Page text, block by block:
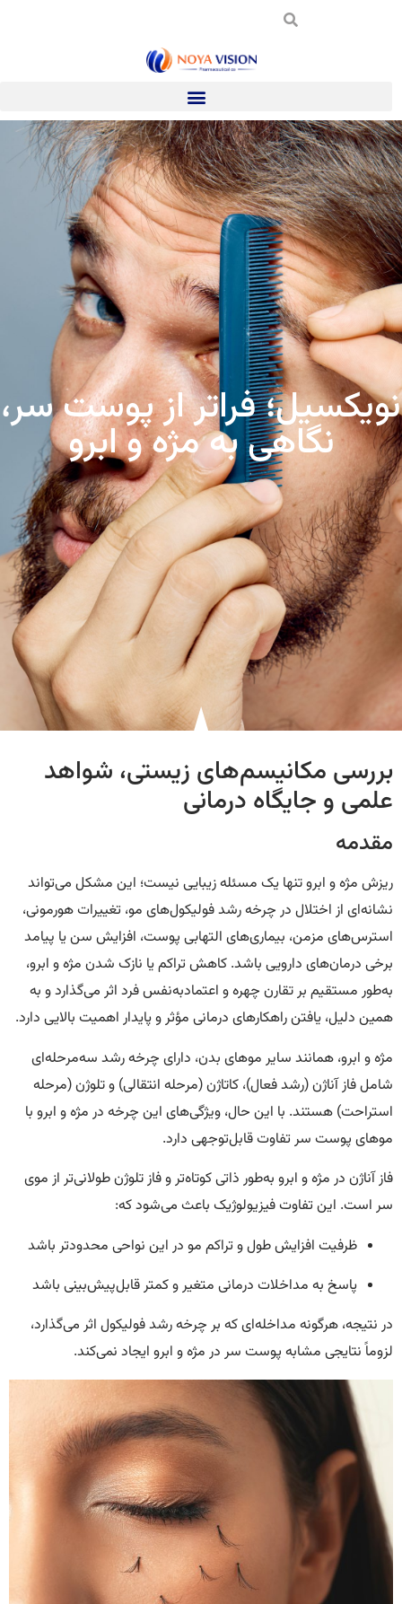
نویکسیل؛ فراتر از پوست سر،
نگاهی به مژه و ابرو
بررسی مکانیسم‌های زیستی، شواهد
علمی و جایگاه درمانی
مقدمه
ریزش مژه و ابرو تنها یک مسئله زیبایی نیست؛ این مشکل می‌تواند
نشانه‌ای از اختلال در چرخه رشد فولیکول‌های مو، تغییرات هورمونی،
استرس‌های مزمن، بیماری‌های التهابی پوست، افزایش سن یا پیامد
برخی درمان‌های دارویی باشد. کاهش تراکم یا نازک شدن مژه و ابرو،
به‌طور مستقیم بر تقارن چهره و اعتمادبه‌نفس فرد اثر می‌گذارد و به
همین دلیل، یافتن راهکارهای درمانی مؤثر و پایدار اهمیت بالایی دارد.
مژه و ابرو، همانند سایر موهای بدن، دارای چرخه رشد سه‌مرحله‌ای
شامل فاز آناژن (رشد فعال)، کاتاژن (مرحله انتقالی) و تلوژن (مرحله
استراحت) هستند. با این حال، ویژگی‌های این چرخه در مژه و ابرو با
موهای پوست سر تفاوت قابل‌توجهی دارد.
فاز آناژن در مژه و ابرو به‌طور ذاتی کوتاه‌تر و فاز تلوژن طولانی‌تر از موی
سر است. این تفاوت فیزیولوژیک باعث می‌شود که:
ظرفیت افزایش طول و تراکم مو در این نواحی محدودتر باشد
پاسخ به مداخلات درمانی متغیر و کمتر قابل‌پیش‌بینی باشد
در نتیجه، هرگونه مداخله‌ای که بر چرخه رشد فولیکول اثر می‌گذارد،
لزوماً نتایجی مشابه پوست سر در مژه و ابرو ایجاد نمی‌کند.